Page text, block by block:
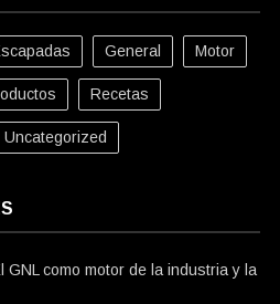
General Motor
Recetas
Uncategorized
GNL como motor de la industria y la